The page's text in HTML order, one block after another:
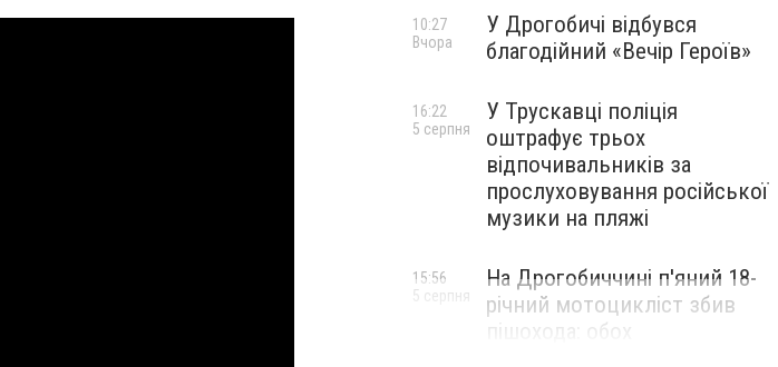
У Дрогобичі відбувся
благодійний «Вечір Героїв»
10:27
Вчора
У Трускавці поліція
оштрафує трьох
відпочивальників за
прослуховування російської
музики на пляжі
16:22
5 серпня
На Дрогобиччині п'яний 18-
річний мотоцикліст збив
пішохода: обох
15:56
5 серпня